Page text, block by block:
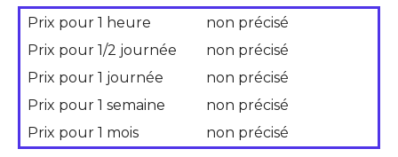
Prix pour 1 heure
non précisé
Prix pour 1/2 journée
non précisé
Prix pour 1 journée
non précisé
Prix pour 1 semaine
non précisé
Prix pour 1 mois
non précisé